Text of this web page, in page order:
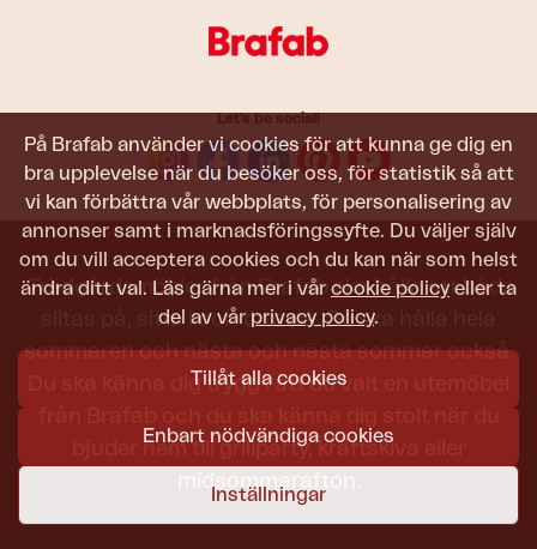
På Brafab använder vi cookies för att kunna ge dig en
bra upplevelse när du besöker oss, för statistik så att
vi kan förbättra vår webbplats, för personalisering av
annonser samt i marknadsföringssyfte. Du väljer själv
om du vill acceptera cookies och du kan när som helst
ändra ditt val. Läs gärna mer i vår cookie policy eller ta
del av vår privacy policy.
Tillåt alla cookies
Enbart nödvändiga cookies
Inställningar
Let's be social!
Trädgårdsmöbler från Brafab ska hålla att både
slitas på, sitta i och titta på. De ska hålla hela
sommaren och nästa och nästa sommar också.
Du ska känna dig trygg i att du valt en utemöbel
bjuder hem till grillparty, kräftskiva eller